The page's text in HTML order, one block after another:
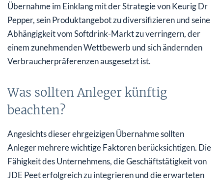
Übernahme im Einklang mit der Strategie von Keurig Dr
Pepper, sein Produktangebot zu diversifizieren und seine
Abhängigkeit vom Softdrink-Markt zu verringern, der
einem zunehmenden Wettbewerb und sich ändernden
Verbraucherpräferenzen ausgesetzt ist.
Was sollten Anleger künftig
beachten?
Angesichts dieser ehrgeizigen Übernahme sollten
Anleger mehrere wichtige Faktoren berücksichtigen. Die
Fähigkeit des Unternehmens, die Geschäftstätigkeit von
JDE Peet erfolgreich zu integrieren und die erwarteten